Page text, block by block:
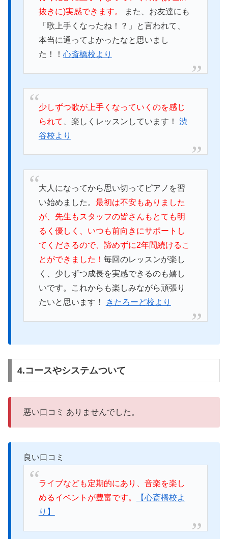
抜きに)実感できます。
また、お友達にも
「歌上手くなったね！？」と言われて、
本当に通ってよかったなと思いまし
た！！ 心斎橋校より
少しずつ歌が上手くなっていくのを感じ
られて
、楽しくレッスンしています！ 渋
谷校より
大人になってから思い切ってピアノを習
い始めました。 最初は不安もありました
が、先生もスタッフの皆さんもとても明
るく優しく、いつも前向きにサポートし
てくださるので、諦めずに2年間続けるこ
とができました！ 毎回のレッスンが楽し
く、少しずつ成長を実感できるのも嬉し
いです。これからも楽しみながら頑張り
たいと思います！
きたろーど校より
4.コースやシステムついて
悪い口コミ ありませんでした。
良い口コミ
ライブなども定期的にあり、音楽を楽し
めるイベントが豊富です。
【心斎橋校よ
り】